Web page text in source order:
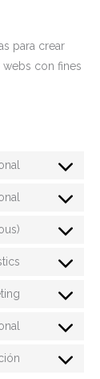
para crear
con fines